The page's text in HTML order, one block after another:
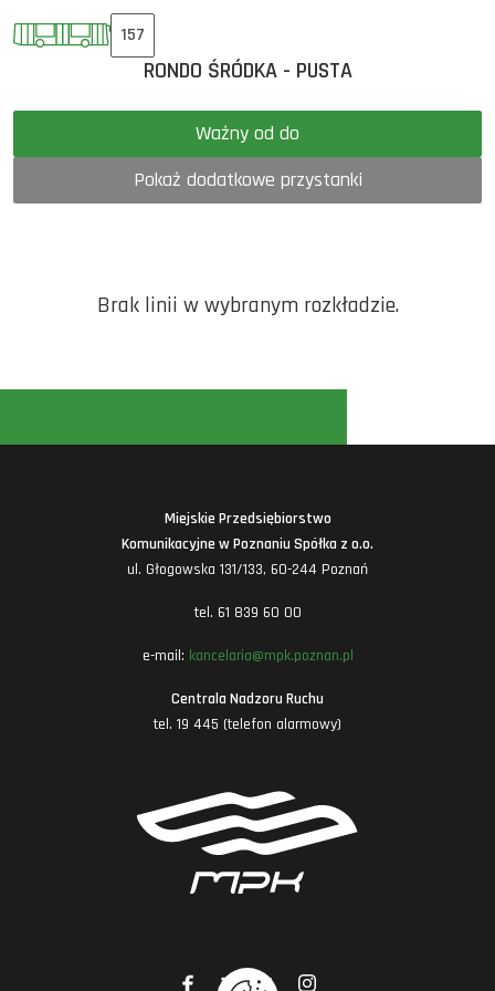
157
RONDO ŚRÓDKA - PUSTA
Ważny od do
Pokaż dodatkowe przystanki
Brak linii w wybranym rozkładzie.
Miejskie Przedsiębiorstwo
Komunikacyjne w Poznaniu Spółka z o.o.
ul. Głogowska 131/133, 60-244 Poznań
tel. 61 839 60 00
e-mail: kancelaria@mpk.poznan.pl
Centrala Nadzoru Ruchu
tel. 19 445 (telefon alarmowy)